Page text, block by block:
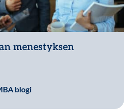
menestyksen
blogi